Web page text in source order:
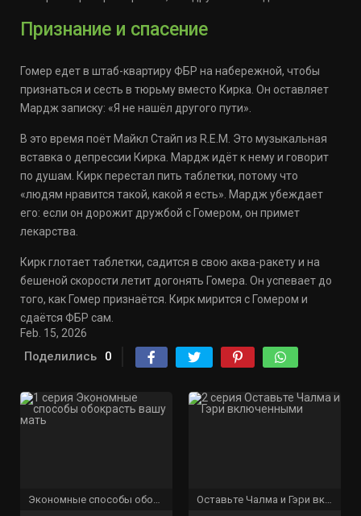
Признание и спасение
Гомер едет в штаб-квартиру ФБР на набережной, чтобы
признаться и сесть в тюрьму вместо Кирка. Он оставляет
Мардж записку: «Я не нашёл другого пути».
В это время поёт Майкл Стайп из R.E.M. Это музыкальная
вставка о депрессии Кирка. Мардж идёт к нему и говорит
по душам. Кирк перестал пить таблетки, потому что
«людям нравится такой, какой я есть». Мардж убеждает
его: если он дорожит дружбой с Гомером, он примет
лекарства.
Кирк глотает таблетки, садится в свою аква-ракету и на
бешеной скорости летит догонять Гомера. Он успевает до
того, как Гомер признаётся. Кирк мирится с Гомером и
сдаётся ФБР сам.
Feb. 15, 2026
Поделились 0
Экономные способы обокрасть вашу мать Оставьте Чалма и Гэри включенными